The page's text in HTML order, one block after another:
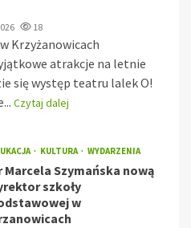
18
Krzyżanowicach
atrakcje na letnie
się występ teatru lalek O!
Czytaj dalej
KULTURA WYDARZENIA
Marcela Szymańska nową
szkoły
w